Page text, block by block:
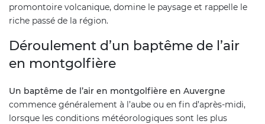
promontoire volcanique, domine le paysage et rappelle le
riche passé de la région.
Déroulement d’un baptême de l’air
en montgolfière
Un baptême de l’air en montgolfière en Auvergne
commence généralement à l’aube ou en fin d’après-midi,
lorsque les conditions météorologiques sont les plus